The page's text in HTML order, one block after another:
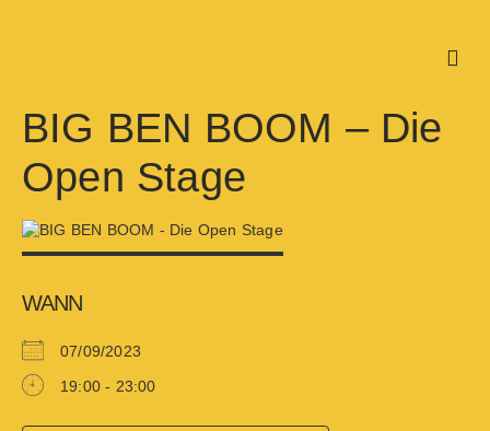
BIG BEN BOOM – Die
Open Stage
WANN
07/09/2023
19:00 - 23:00